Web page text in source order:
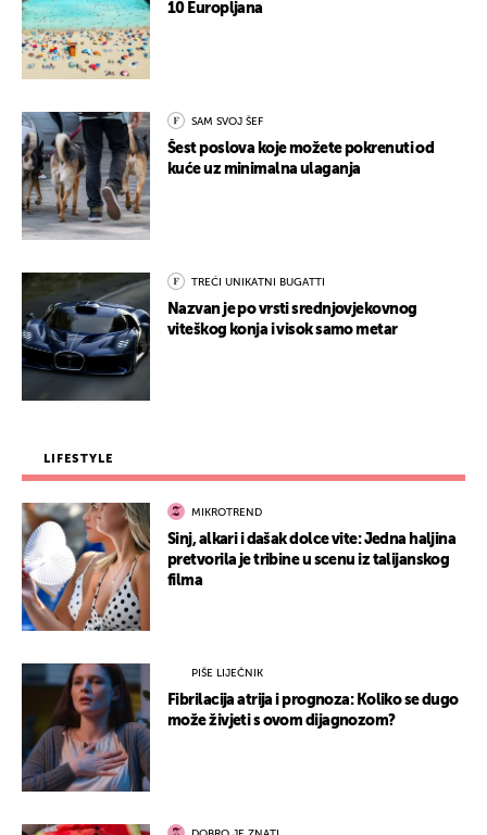
10 Europljana
SAM SVOJ ŠEF
Šest poslova koje možete pokrenuti od
kuće uz minimalna ulaganja
TREĆI UNIKATNI BUGATTI
Nazvan je po vrsti srednjovjekovnog
viteškog konja i visok samo metar
LIFESTYLE
MIKROTREND
Sinj, alkari i dašak dolce vite: Jedna haljina
pretvorila je tribine u scenu iz talijanskog
filma
PIŠE LIJEČNIK
Fibrilacija atrija i prognoza: Koliko se dugo
može živjeti s ovom dijagnozom?